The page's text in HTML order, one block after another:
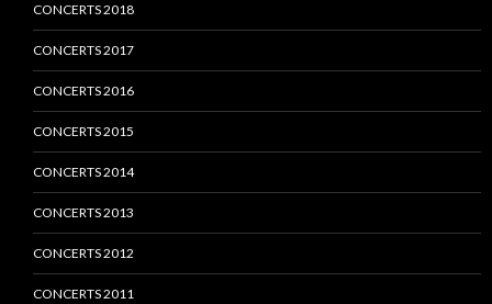
CONCERTS 2018
CONCERTS 2017
CONCERTS 2016
CONCERTS 2015
CONCERTS 2014
CONCERTS 2013
CONCERTS 2012
CONCERTS 2011